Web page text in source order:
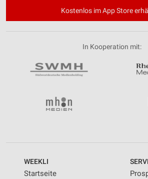
Kostenlos im App Store
In Kooperation mit:
WEEKLI
Startseite